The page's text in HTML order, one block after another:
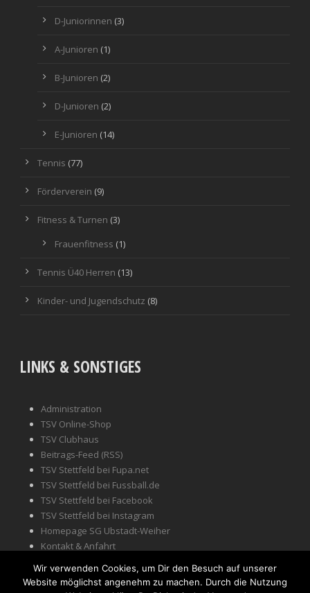
D-Juniorinnen (3)
A-Junioren (1)
B-Junioren (2)
D-Junioren (2)
E-Junioren (14)
Tennis (77)
Förderverein (9)
Fitness & Turnen (3)
Frauenfitness (1)
Tennis Ü40 Herren (13)
Kinder- und Jugendschutz (8)
LINKS & SONSTIGES
Administration
TSV Online-Shop
TSV Clubhaus
Beitrags-Feed (RSS)
TSV Stettfeld bei Fupa.net
TSV Stettfeld bei Fussball.de
TSV Stettfeld bei Facebook
TSV Stettfeld bei Instagram
Homepage SG Ubstadt-Weiher
Kontakt & Anfahrt
Wir verwenden Cookies, um Dir den Besuch auf unserer
Website möglichst angenehm zu machen. Durch die Nutzung